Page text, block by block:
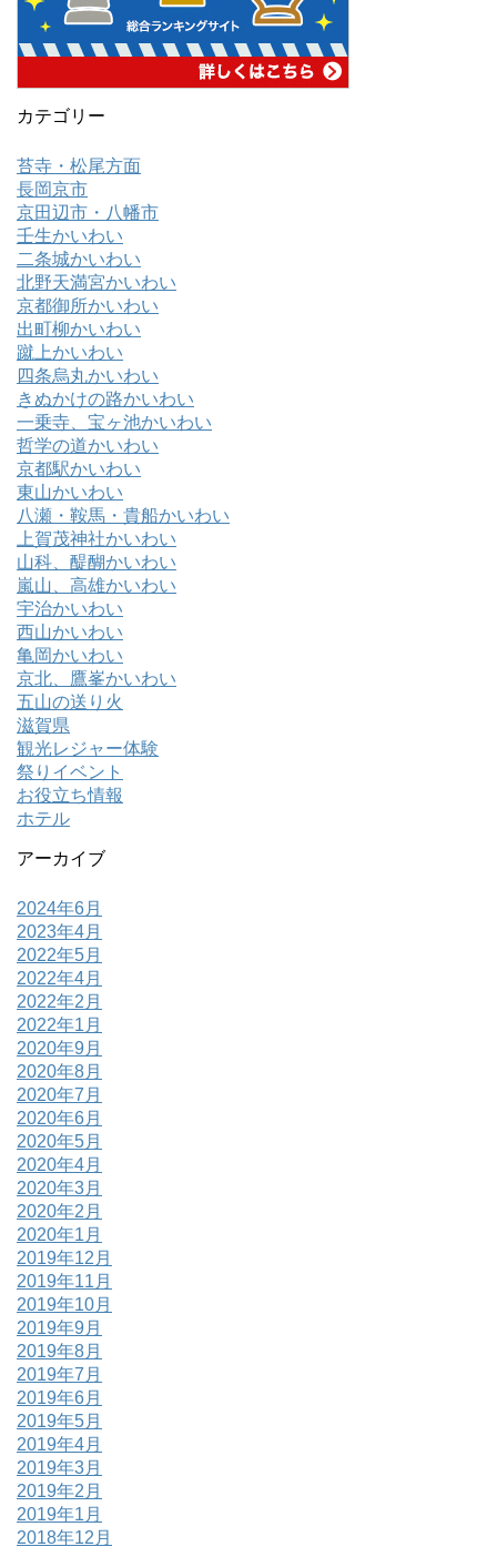
カテゴリー
苔寺・松尾方面
長岡京市
京田辺市・八幡市
壬生かいわい
二条城かいわい
北野天満宮かいわい
京都御所かいわい
出町柳かいわい
蹴上かいわい
四条烏丸かいわい
きぬかけの路かいわい
一乗寺、宝ヶ池かいわい
哲学の道かいわい
京都駅かいわい
東山かいわい
八瀬・鞍馬・貴船かいわい
上賀茂神社かいわい
山科、醍醐かいわい
嵐山、高雄かいわい
宇治かいわい
西山かいわい
亀岡かいわい
京北、鷹峯かいわい
五山の送り火
滋賀県
観光レジャー体験
祭りイベント
お役立ち情報
ホテル
アーカイブ
2024年6月
2023年4月
2022年5月
2022年4月
2022年2月
2022年1月
2020年9月
2020年8月
2020年7月
2020年6月
2020年5月
2020年4月
2020年3月
2020年2月
2020年1月
2019年12月
2019年11月
2019年10月
2019年9月
2019年8月
2019年7月
2019年6月
2019年5月
2019年4月
2019年3月
2019年2月
2019年1月
2018年12月